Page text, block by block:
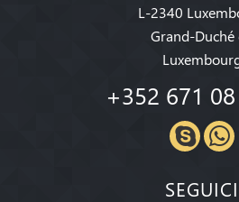
L-2340
Grand-Duché
+352 671
SEGUICI